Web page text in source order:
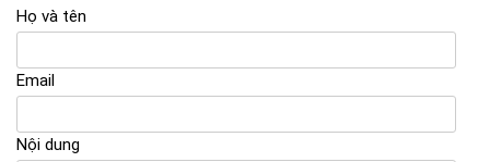
Họ và tên
Email
Nội dung